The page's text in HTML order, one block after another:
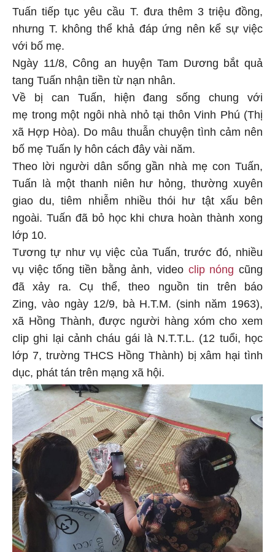
Tuấn tiếp tục yêu cầu T. đưa thêm 3 triệu đồng,
nhưng T. không thể khả đáp ứng nên kể sự việc
với bố mẹ.
Ngày 11/8, Công an huyện Tam Dương bắt quả
tang Tuấn nhận tiền từ nạn nhân.
Về bị can Tuấn, hiện đang sống chung với
mẹ trong một ngôi nhà nhỏ tại thôn Vinh Phú (Thị
xã Hợp Hòa). Do mâu thuẫn chuyện tình cảm nên
bố mẹ Tuấn ly hôn cách đây vài năm.
Theo lời người dân sống gần nhà mẹ con Tuấn,
Tuấn là một thanh niên hư hỏng, thường xuyên
giao du, tiêm nhiễm nhiều thói hư tật xấu bên
ngoài. Tuấn đã bỏ học khi chưa hoàn thành xong
lớp 10.
Tương tự như vụ việc của Tuấn, trước đó, nhiều
vụ việc tống tiền bằng ảnh, video clip nóngcũng
đã xảy ra. Cụ thể, theo nguồn tin trên báo
Zing, vào ngày 12/9, bà H.T.M. (sinh năm 1963),
xã Hồng Thành, được người hàng xóm cho xem
clip ghi lại cảnh cháu gái là N.T.T.L. (12 tuổi, học
lớp 7, trường THCS Hồng Thành) bị xâm hại tình
dục, phát tán trên mạng xã hội.